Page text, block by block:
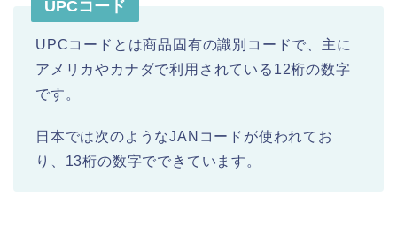
UPCコード
UPCコードとは商品固有の識別コードで、主に
アメリカやカナダで利用されている12桁の数字
です。
日本では次のようなJANコードが使われてお
り、13桁の数字でできています。